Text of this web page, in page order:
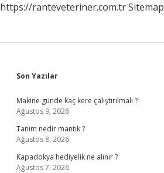
https://ranteveteriner.com.trSitemap
Sidebar
Son Yazılar
Makine günde kaç kere çalıştırılmalı ?
Ağustos 9, 2026
Tanım nedir mantık ?
Ağustos 8, 2026
Kapadokya hediyelik ne alınır ?
Ağustos 7, 2026